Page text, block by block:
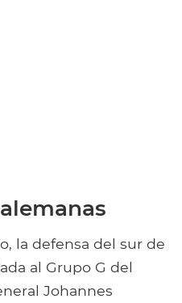
la defensa del sur de
al Grupo G del
Johannes